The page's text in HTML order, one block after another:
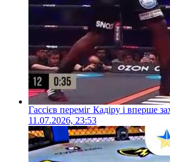
Гассієв переміг Кадіру і вперше
11.07.2026, 23:53